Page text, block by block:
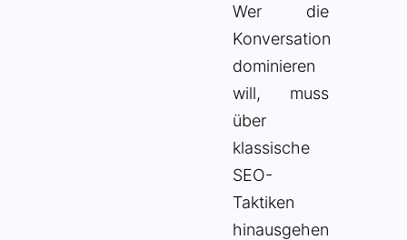
Wer die
Konversation
dominieren
will, muss
über
klassische
SEO-
Taktiken
hinausgehen